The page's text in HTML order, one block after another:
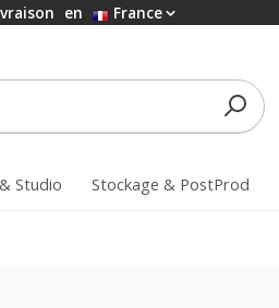
en France
Studio Stockage & PostProd